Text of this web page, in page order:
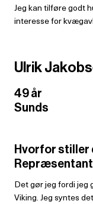
Jeg kan tilføre godt
interesse for
Ulrik
49 år
Sunds
Hvorfor stiller
Det gør jeg fordi jeg
Viking. Jeg syntes